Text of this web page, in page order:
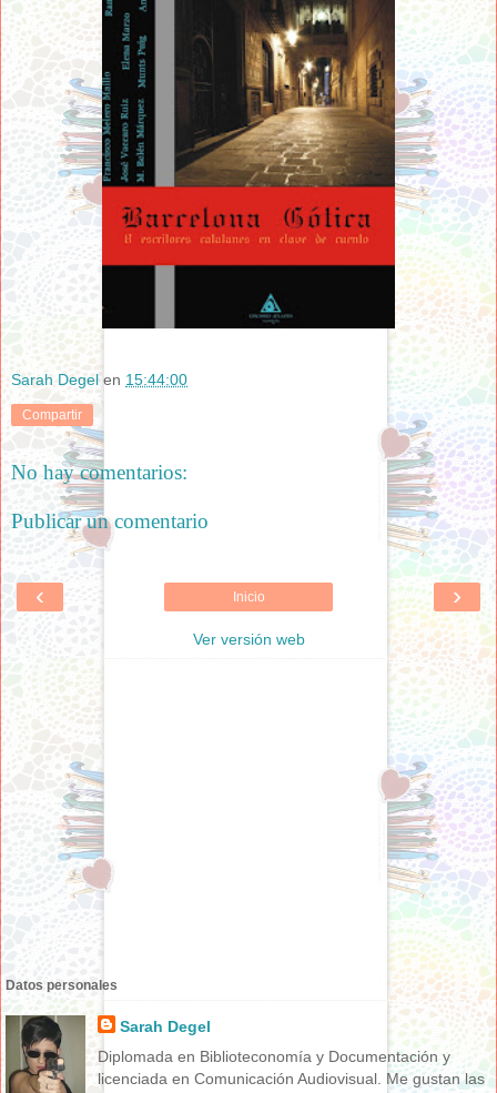
Sarah Degel en 15:44:00
Compartir
No hay comentarios:
Publicar un comentario
‹ ›
Inicio
Ver versión web
Datos personales
Sarah Degel
Diplomada en Biblioteconomía y Documentación y
licenciada en Comunicación Audiovisual. Me gustan las